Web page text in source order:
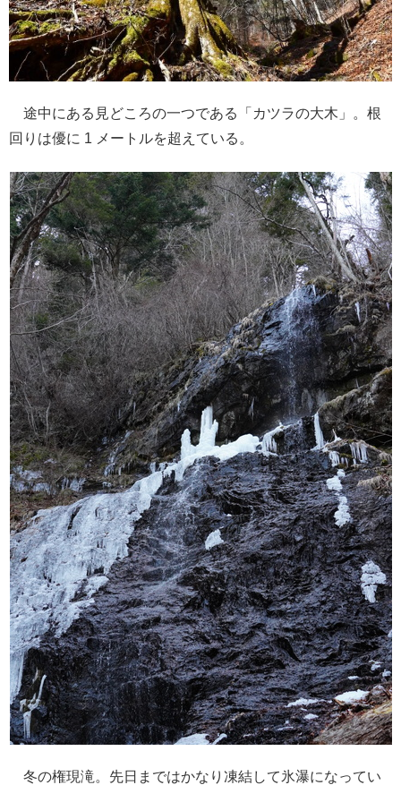
途中にある見どころの一つである「カツラの大木」。根
回りは優に 1 メートルを超えている。
冬の権現滝。先日まではかなり凍結して氷瀑になってい